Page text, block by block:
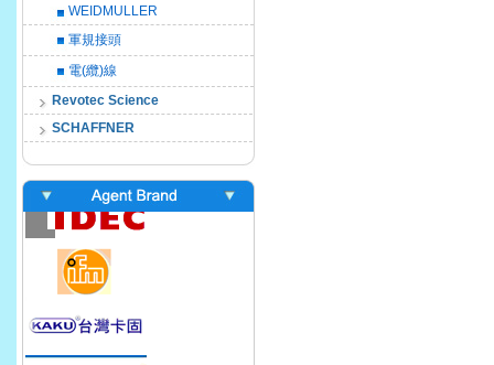
WEIDMULLER
軍規接頭
電(纜)線
Revotec Science
SCHAFFNER